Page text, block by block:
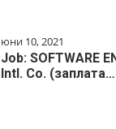
юни 10, 2021
Job: SOFTWARE
Intl. Co. (заплата…